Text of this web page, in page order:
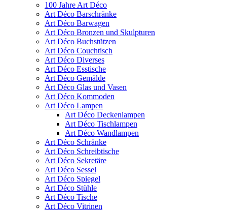
100 Jahre Art Déco
Art Déco Barschränke
Art Déco Barwagen
Art Déco Bronzen und Skulpturen
Art Déco Buchstützen
Art Déco Couchtisch
Art Déco Diverses
Art Déco Esstische
Art Déco Gemälde
Art Déco Glas und Vasen
Art Déco Kommoden
Art Déco Lampen
Art Déco Deckenlampen
Art Déco Tischlampen
Art Déco Wandlampen
Art Déco Schränke
Art Déco Schreibtische
Art Déco Sekretäre
Art Déco Sessel
Art Déco Spiegel
Art Déco Stühle
Art Déco Tische
Art Déco Vitrinen